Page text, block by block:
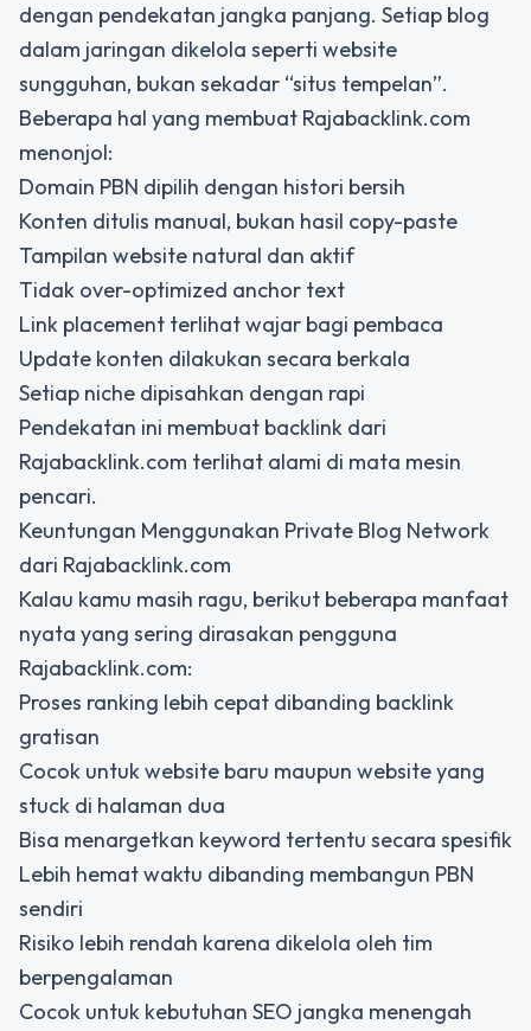
dengan pendekatan jangka panjang. Setiap blog
dalam jaringan dikelola seperti website
sungguhan, bukan sekadar “situs tempelan”.
Beberapa hal yang membuat Rajabacklink.com
menonjol:
Domain PBN dipilih dengan histori bersih
Konten ditulis manual, bukan hasil copy-paste
Tampilan website natural dan aktif
Tidak over-optimized anchor text
Link placement terlihat wajar bagi pembaca
Update konten dilakukan secara berkala
Setiap niche dipisahkan dengan rapi
Pendekatan ini membuat backlink dari
Rajabacklink.com terlihat alami di mata mesin
pencari.
Keuntungan Menggunakan Private Blog Network
dari Rajabacklink.com
Kalau kamu masih ragu, berikut beberapa manfaat
nyata yang sering dirasakan pengguna
Rajabacklink.com:
Proses ranking lebih cepat dibanding backlink
gratisan
Cocok untuk website baru maupun website yang
stuck di halaman dua
Bisa menargetkan keyword tertentu secara spesifik
Lebih hemat waktu dibanding membangun PBN
sendiri
Risiko lebih rendah karena dikelola oleh tim
berpengalaman
Cocok untuk kebutuhan SEO jangka menengah